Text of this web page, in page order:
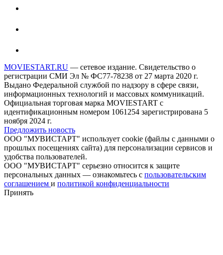
MOVIESTART.RU — сетевое издание. Свидетельство о
регистрации СМИ Эл № ФС77-78238 от 27 марта 2020 г.
Выдано Федеральной службой по надзору в сфере связи,
информационных технологий и массовых коммуникаций.
Официальная торговая марка MOVIESTART с
идентификационным номером 1061254 зарегистрирована 5
ноября 2024 г.
Предложить новость
ООО "МУВИСТАРТ" использует cookie (файлы с данными о
прошлых посещениях сайта) для персонализации сервисов и
удобства пользователей.
ООО "МУВИСТАРТ" серьезно относится к защите
персональных данных — ознакомьтесь с пользовательским
соглашением и политикой конфиденциальности
Принять